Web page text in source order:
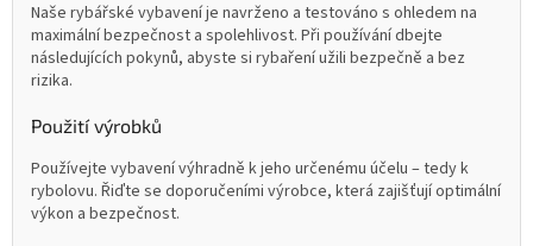
Naše rybářské vybavení je navrženo a testováno s ohledem na
maximální bezpečnost a spolehlivost. Při používání dbejte
následujících pokynů, abyste si rybaření užili bezpečně a bez
rizika.
Použití výrobků
Používejte vybavení výhradně k jeho určenému účelu – tedy k
rybolovu. Řiďte se doporučeními výrobce, která zajišťují optimální
výkon a bezpečnost.